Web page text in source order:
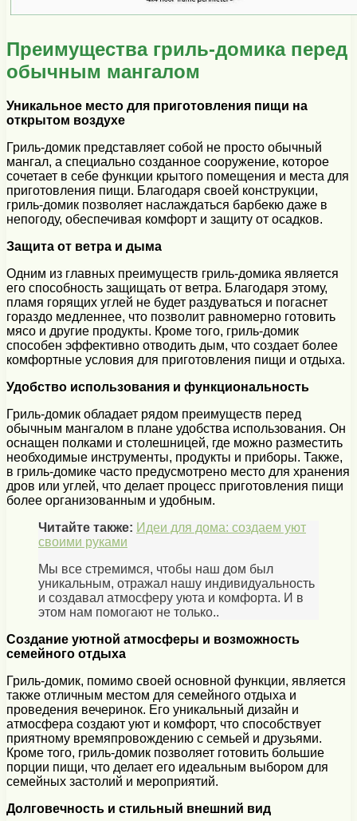
Преимущества гриль-домика перед
обычным мангалом
Уникальное место для приготовления пищи на
открытом воздухе
Гриль-домик представляет собой не просто обычный
мангал, а специально созданное сооружение, которое
сочетает в себе функции крытого помещения и места для
приготовления пищи. Благодаря своей конструкции,
гриль-домик позволяет наслаждаться барбекю даже в
непогоду, обеспечивая комфорт и защиту от осадков.
Защита от ветра и дыма
Одним из главных преимуществ гриль-домика является
его способность защищать от ветра. Благодаря этому,
пламя горящих углей не будет раздуваться и погаснет
гораздо медленнее, что позволит равномерно готовить
мясо и другие продукты. Кроме того, гриль-домик
способен эффективно отводить дым, что создает более
комфортные условия для приготовления пищи и отдыха.
Удобство использования и функциональность
Гриль-домик обладает рядом преимуществ перед
обычным мангалом в плане удобства использования. Он
оснащен полками и столешницей, где можно разместить
необходимые инструменты, продукты и приборы. Также,
в гриль-домике часто предусмотрено место для хранения
дров или углей, что делает процесс приготовления пищи
более организованным и удобным.
Читайте также: Идеи для дома: создаем уют
своими руками
Мы все стремимся, чтобы наш дом был
уникальным, отражал нашу индивидуальность
и создавал атмосферу уюта и комфорта. И в
этом нам помогают не только..
Создание уютной атмосферы и возможность
семейного отдыха
Гриль-домик, помимо своей основной функции, является
также отличным местом для семейного отдыха и
проведения вечеринок. Его уникальный дизайн и
атмосфера создают уют и комфорт, что способствует
приятному времяпровождению с семьей и друзьями.
Кроме того, гриль-домик позволяет готовить большие
порции пищи, что делает его идеальным выбором для
семейных застолий и мероприятий.
Долговечность и стильный внешний вид